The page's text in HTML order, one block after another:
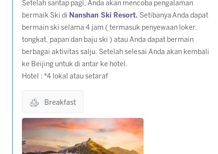
Setelah santap pagi, Anda akan mencoba pengalaman
bermaik Ski di Nanshan Ski Resort. Setibanya Anda dapat
bermain ski selama 4 jam ( termasuk penyewaan loker,
tongkat, papan dan baju ski ) atau Anda dapat bermain
berbagai aktivitas salju. Setelah selesai Anda akan kembali
ke Beijing untuk di antar ke hotel.
Hotel : *4 lokal atau setaraf
Breakfast